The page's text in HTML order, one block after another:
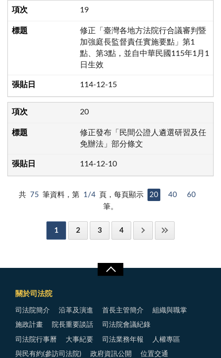
19
修正「臺灣各地方法院行合議審判暨
加強庭長監督責任實施要點」第1
點、第3點，並自中華民國115年1月1
日生效
114-12-15
20
修正發布「民間公證人遴選研習及任
免辦法」部分條文
114-12-10
共 75 筆資料，第 1/4 頁，每頁顯示 20 40
60
筆。
1 2 3 4
關於司法院
司法院簡介 沿革及演進 首長主管簡介 組織與職掌
施政計畫 院長重要談話 司法院會議紀錄
司法院行事曆 大事紀要 司法業務年報 人權專區
與民有約(參訪司法院) 政府資訊公開 位置交通